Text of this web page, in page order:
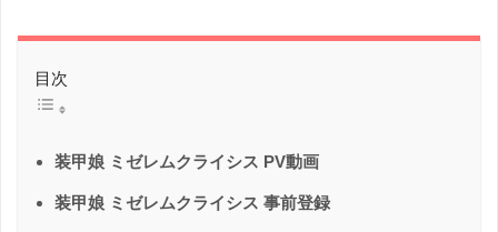
目次
装甲娘 ミゼレムクライシス PV動画
装甲娘 ミゼレムクライシス 事前登録